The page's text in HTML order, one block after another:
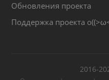
Обновления проекта
Поддержка проекта
2016-